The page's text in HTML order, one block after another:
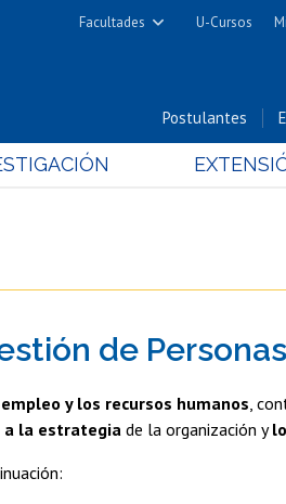
Facultades
Cs. Físicas y Matemáticas
Cs. Químicas y Farmacéuticas
Estudios Avanzados en Educación
Alimentos
U-Cursos
Postulantes
de Personas
y los recursos humanos ,
a la estrategia de la organización y